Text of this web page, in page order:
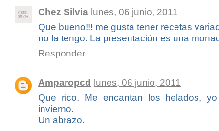
Chez Silvia lunes, 06 junio, 2011
Que bueno!!! me gusta tener recetas
no la tengo. La presentación es una
Responder
Amparopcd lunes, 06 junio, 2011
Que rico. Me encantan los helados,
invierno.
Un abrazo.